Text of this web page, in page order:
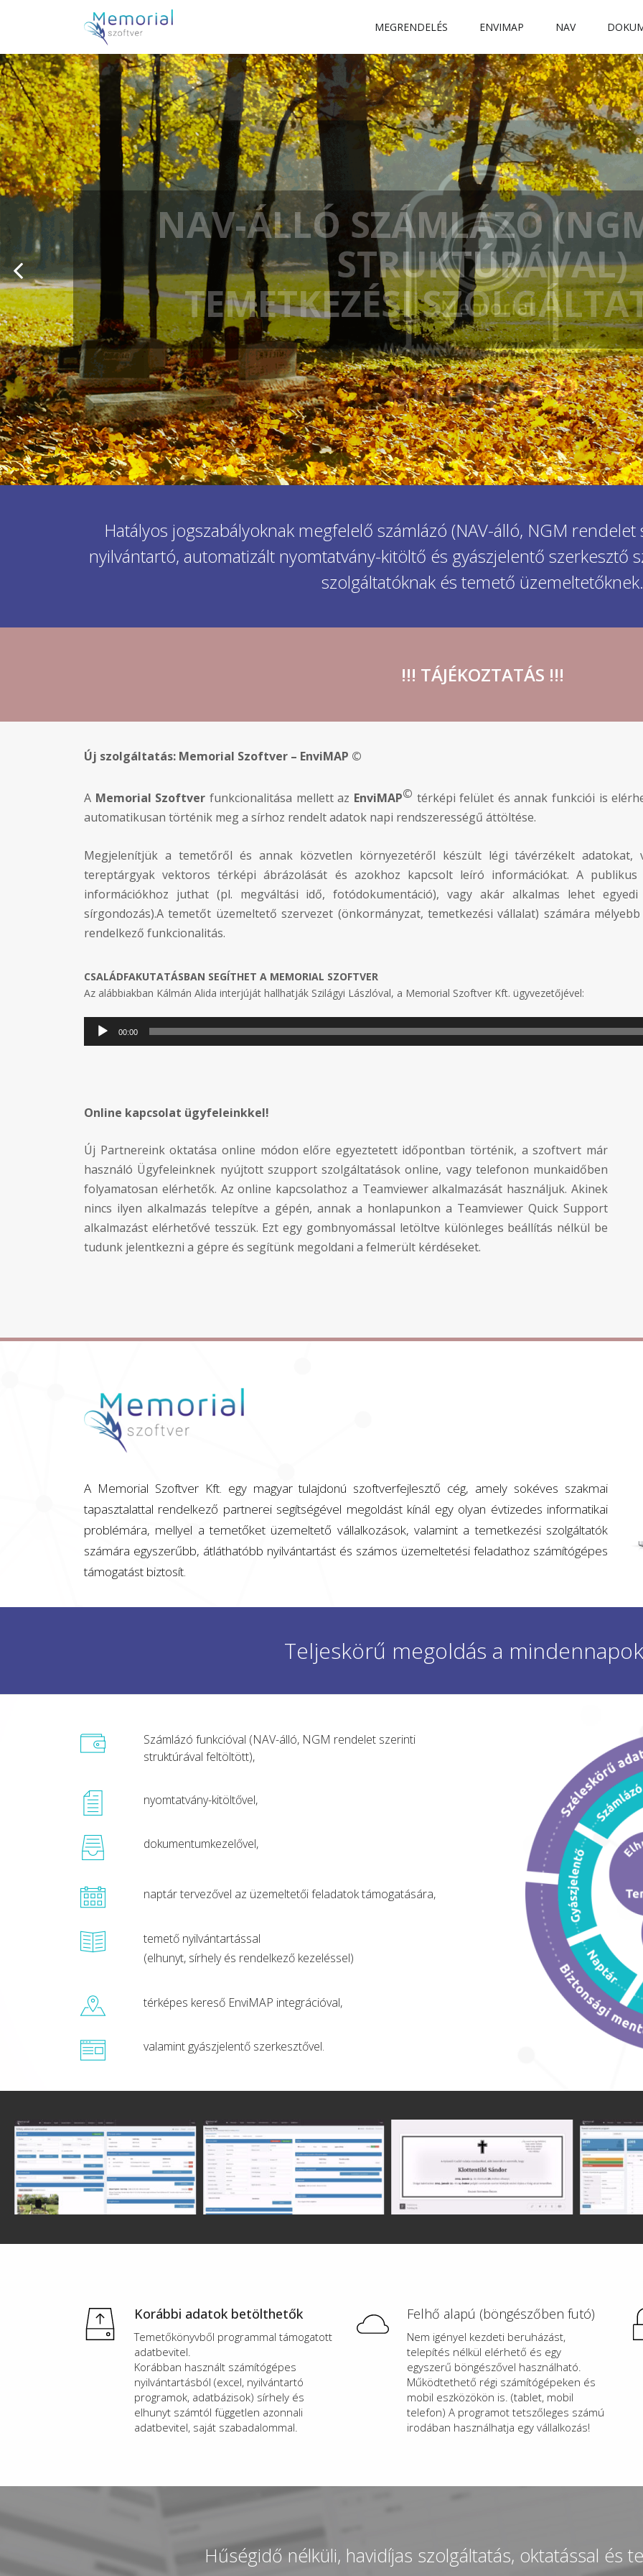
MEGRENDELÉS ENVIMAP NAV
NAV-ÁLLÓ SZÁMLÁZÓ
STRUKTÚRÁVAL)
TEMETKEZÉSI
Hatályos jogszabályoknak megfelelő számlázó (NAV-álló, NGM
nyilvántartó, automatizált nyomtatvány-kitöltő és gyászjelentő szerkesztő
szolgáltatóknak és temető üzemeltetőknek.
!!! TÁJÉKOZTATÁS !!!
Új szolgáltatás: Memorial Szoftver – EnviMAP ©
A Memorial Szoftver funkcionalitása mellett az EnviMAP© térképi felület és annak funkciói is
automatikusan történik meg a sírhoz rendelt adatok napi rendszerességű áttöltése.
Megjelenítjük a temetőről és annak közvetlen környezetéről készült légi távérzékelt
tereptárgyak vektoros térképi ábrázolását és azokhoz kapcsolt leíró információkat. A
információkhoz juthat (pl. megváltási idő, fotódokumentáció), vagy akár alkalmas lehet
sírgondozás).A temetőt üzemeltető szervezet (önkormányzat, temetkezési vállalat) számára
rendelkező funkcionalitás.
CSALÁDFAKUTATÁSBAN SEGÍTHET A MEMORIAL SZOFTVER
Az alábbiakban Kálmán Alida interjúját hallhatják Szilágyi Lászlóval, a Memorial Szoftver Kft. ügyvezetőjével:
Audió
lejátszó
00:00
Online kapcsolat ügyfeleinkkel!
Új Partnereink oktatása online módon előre egyeztetett időpontban történik, a szoftvert már
használó Ügyfeleinknek nyújtott szupport szolgáltatások online, vagy telefonon munkaidőben
folyamatosan elérhetők. Az online kapcsolathoz a Teamviewer alkalmazását használjuk. Akinek
nincs ilyen alkalmazás telepítve a gépén, annak a honlapunkon a Teamviewer Quick Support
alkalmazást elérhetővé tesszük. Ezt egy gombnyomással letöltve különleges beállítás nélkül be
tudunk jelentkezni a gépre és segítünk megoldani a felmerült kérdéseket.
A Memorial Szoftver Kft. egy magyar tulajdonú szoftverfejlesztő cég, amely sokéves szakmai
tapasztalattal rendelkező partnerei segítségével megoldást kínál egy olyan évtizedes informatikai
problémára, mellyel a temetőket üzemeltető vállalkozások, valamint a temetkezési szolgáltatók
számára egyszerűbb, átláthatóbb nyilvántartást és számos üzemeltetési feladathoz számítógépes
támogatást biztosít.
Teljeskörű megoldás a
Számlázó funkcióval (NAV-álló, NGM rendelet szerinti
struktúrával feltöltött),
nyomtatvány-kitöltővel,
dokumentumkezelővel,
naptár tervezővel az üzemeltetői feladatok támogatására,
temető nyilvántartással
(elhunyt, sírhely és rendelkező kezeléssel)
térképes kereső EnviMAP integrációval,
valamint gyászjelentő szerkesztővel.
Korábbi adatok betölthetők
Temetőkönyvből programmal támogatott
adatbevitel.
Korábban használt számítógépes
nyilvántartásból (excel, nyilvántartó
programok, adatbázisok) sírhely és
elhunyt számtól független azonnali
adatbevitel, saját szabadalommal.
Felhő alapú (böngészőben futó)
Nem igényel kezdeti beruházást,
telepítés nélkül elérhető és egy
egyszerű böngészővel használható.
Működtethető régi számítógépeken és
mobil eszközökön is. (tablet, mobil
telefon) A programot tetszőleges számú
irodában használhatja egy vállalkozás!
Hűségidő nélküli, havidíjas szolgáltatás, oktatással és